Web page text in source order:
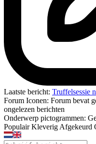
Laatste bericht: Truffelsessie
Forum Iconen: Forum bevat
ongelezen berichten
Onderwerp pictogrammen:
Populair Kleverig Afgekeurd